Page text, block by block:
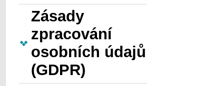
Zásady
zpracování
osobních údajů
(GDPR)